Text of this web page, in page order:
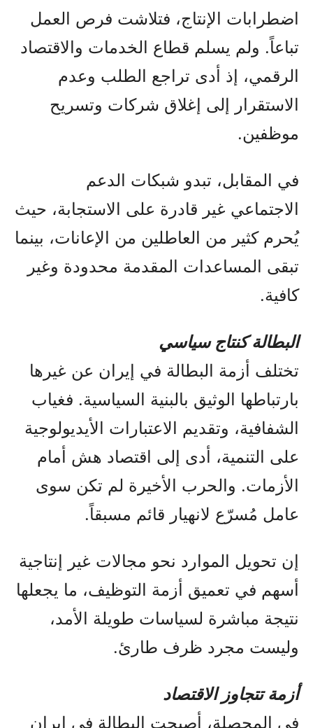
اضطرابات الإنتاج، فتلاشت فرص العمل
تباعاً. ولم يسلم قطاع الخدمات والاقتصاد
الرقمي، إذ أدى تراجع الطلب وعدم
الاستقرار إلى إغلاق شركات وتسريح
موظفين.
في المقابل، تبدو شبكات الدعم
الاجتماعي غير قادرة على الاستجابة، حيث
يُحرم كثير من العاطلين من الإعانات، بينما
تبقى المساعدات المقدمة محدودة وغير
كافية.
البطالة كنتاج سياسي
تختلف أزمة البطالة في إيران عن غيرها
بارتباطها الوثيق بالبنية السياسية. فغياب
الشفافية، وتقديم الاعتبارات الأيديولوجية
على التنمية، أدى إلى اقتصاد هش أمام
الأزمات. والحرب الأخيرة لم تكن سوى
عامل مُسرّع لانهيار قائم مسبقاً.
إن تحويل الموارد نحو مجالات غير إنتاجية
أسهم في تعميق أزمة التوظيف، ما يجعلها
نتيجة مباشرة لسياسات طويلة الأمد،
وليست مجرد ظرف طارئ.
أزمة تتجاوز الاقتصاد
في المحصلة، أصبحت البطالة في إيران